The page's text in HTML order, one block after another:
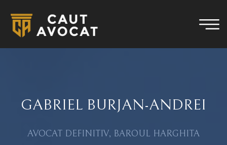
GABRIEL BURJAN-ANDREI
AVOCAT DEFINITIV, BAROUL HARGHITA